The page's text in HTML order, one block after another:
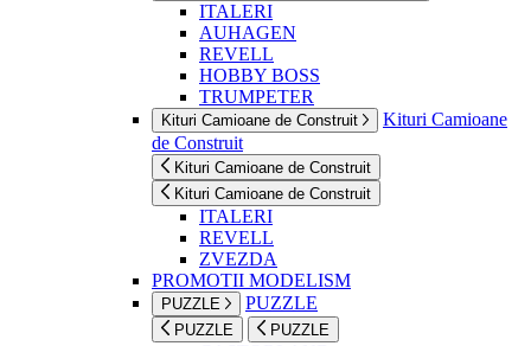
ITALERI
AUHAGEN
REVELL
HOBBY BOSS
TRUMPETER
Kituri Camioane de Construit
Kituri Camioane
de Construit
Kituri Camioane de Construit
Kituri Camioane de Construit
ITALERI
REVELL
ZVEZDA
PROMOTII MODELISM
PUZZLE PUZZLE
PUZZLE PUZZLE